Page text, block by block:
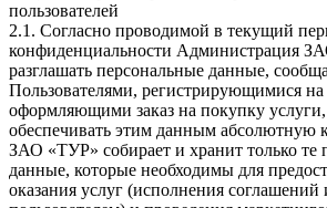
пользователей
2.1. Согласно проводимой в текущий
конфиденциальности Администрация
разглашать персональные данные,
Пользователями, регистрирующимися на
оформляющими заказ на покупку
обеспечивать этим данным абсолютную
ЗАО «ТУР» собирает и хранит только те
данные, которые необходимы для
оказания услуг (исполнения соглашений